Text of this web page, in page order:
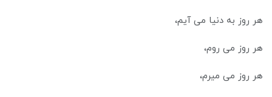
هر روز به دنیا می آیم،
هر روز می روم،
هر روز می میرم،